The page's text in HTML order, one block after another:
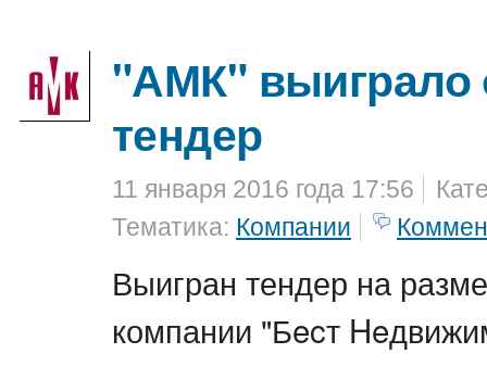
"АМК" выиграло
тендер
11 января 2016 года 17:56
Тематика: Компании
Выигран тендер на
компании "Бecт